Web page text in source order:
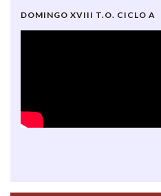
DOMINGO XVIII T.O. CICLO A